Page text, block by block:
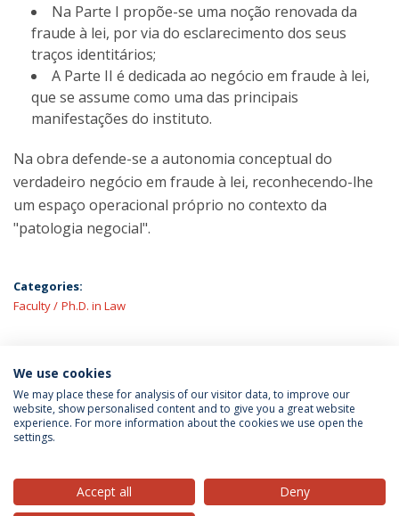
Na Parte I propõe-se uma noção renovada da
fraude à lei, por via do esclarecimento dos seus
traços identitários;
​A Parte II é dedicada ao negócio em fraude à lei,
que se assume como uma das principais
manifestações do instituto.
Na obra defende-se a autonomia conceptual do
verdadeiro negócio em fraude à lei, reconhecendo-lhe
um espaço operacional próprio no contexto da
"patologia negocial".
Categories:
Faculty
Ph.D. in Law
LATEST NEWS
Privacy Policy
We use cookies
We may place these for analysis of our visitor data, to improve our
website, show personalised content and to give you a great website
experience. For more information about the cookies we use open the
settings.
Accept all Deny